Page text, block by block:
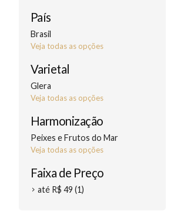
País
Brasil
Veja todas as opções
Varietal
Glera
Veja todas as opções
Harmonização
Peixes e Frutos do Mar
Veja todas as opções
Faixa de Preço
até R$ 49 (1)